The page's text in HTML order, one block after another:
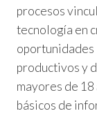
procesos
tecnología en
productivos y
mayores de
básicos de